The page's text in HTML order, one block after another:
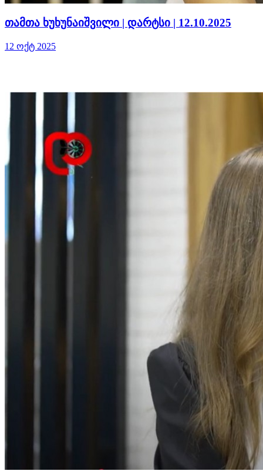
თამთა ხუხუნაიშვილი | დარტსი | 12.10.2025
12 ოქტ 2025